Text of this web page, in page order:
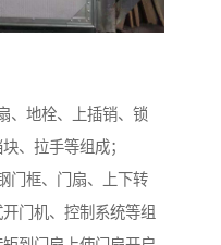
、地栓、上插销、锁
、拉手等组成；
门框、门扇、上下转
门机、控制系统等组